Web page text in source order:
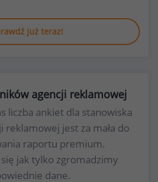
już teraz!
agencji reklamowej
liczba ankiet dla stanowiska
reklamowej jest za mała do
raportu premium.
jak tylko zgromadzimy
dane.